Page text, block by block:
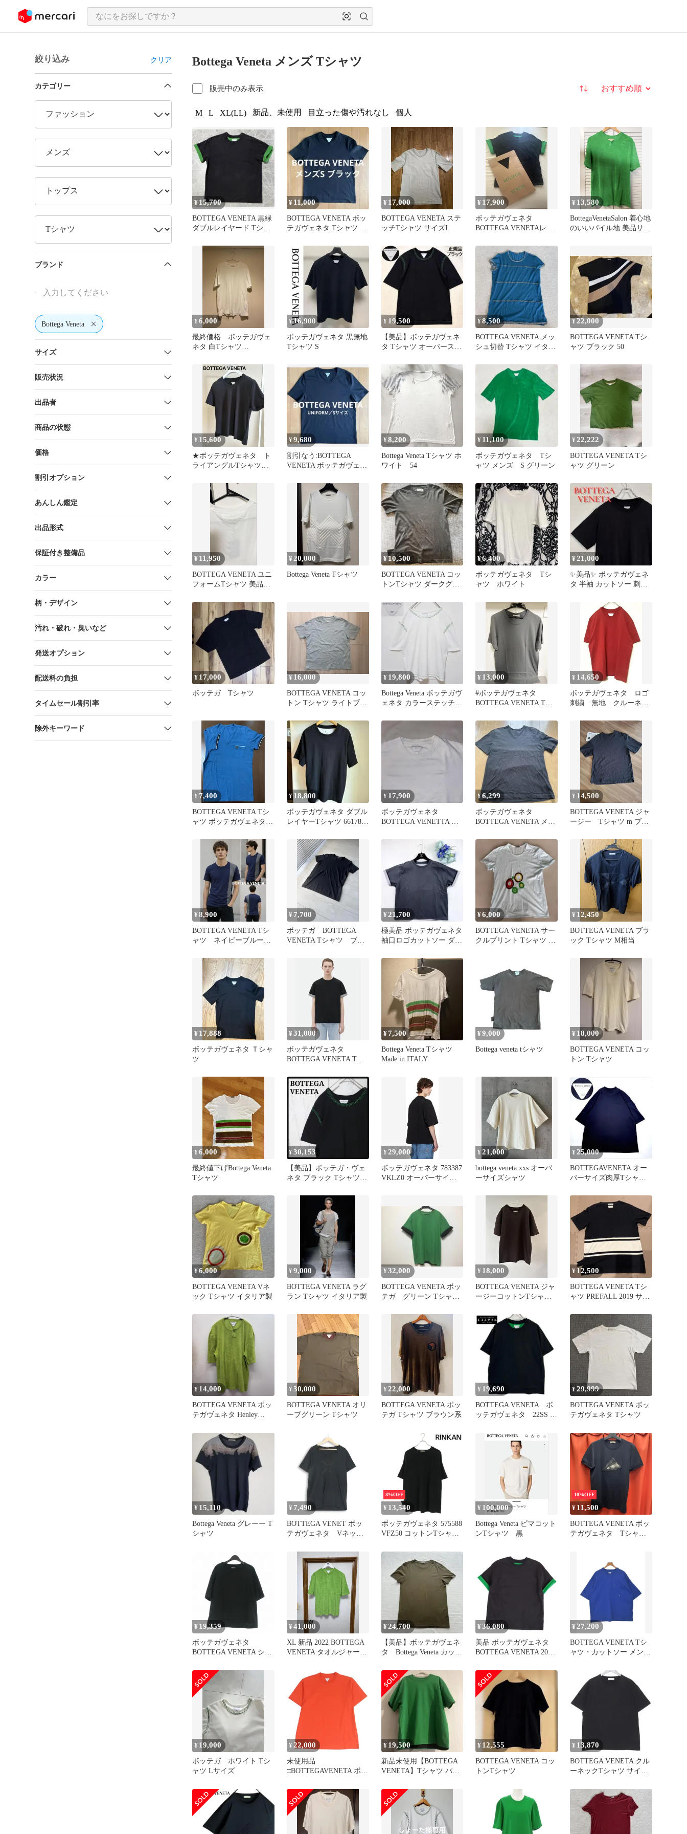
ツにスキップ
絞り込み クリア
カテゴリー
ブランド
Bottega Veneta
サイズ
販売状況
出品者
商品の状態
価格
割引オプション
あんしん鑑定
出品形式
保証付き整備品
カラー
柄・デザイン
汚れ・破れ・臭いなど
発送オプション
配送料の負担
タイムセール割引率
除外キーワード
Bottega Veneta メンズ Tシャツ
販売中のみ表示 並び替え
M L XL(LL) 新品、未使用 目立った傷や汚れなし 個人
¥ 15,700
BOTTEGA VENETA 黒緑
ダブルレイヤード Tシャ
¥ 11,000
BOTTEGA VENETA ボッ
テガヴェネタ Tシャツ ブ
¥ 17,000
BOTTEGA VENETA ステ
ッチTシャツ サイズL
¥ 17,900
ボッテガヴェネタ
BOTTEGA VENETAレイ
ン S
¥ 13,580
BottegaVenetaSalon 着心地
のいいパイル地 美品サイ
¥6,000
最終価格 ボッテガヴェ
ネタ 白Tシャツ
イト
¥16,900
ボッテガヴェネタ 黒無地
Tシャツ S
¥ 19,500
【美品】ボッテガヴェネ
タ Tシャツ オーバーステ
伊製
¥8,500
BOTTEGA VENETA メッ
シュ切替 Tシャツ イタリ
¥ 22,000
BOTTEGA VENETA Tシ
ャツ ブラック 50
¥ 15,600
★ボッテガヴェネタ ト
ライアングルTシャツ
ル 2枚セット★
¥9,680
割引なう:BOTTEGA
VENETA ボッテガヴェネ
¥8,200
Bottega Veneta Tシャツ ホ
ワイト 54
¥ 11,100
ボッテガヴェネタ Tシ
ャツ メンズ S グリーン
¥ 22,222
BOTTEGA VENETA Tシ
ャツ グリーン
¥ 11,950
BOTTEGA VENETA ユニ
フォームTシャツ 美品ヴ
¥ 20,000
Bottega Veneta Tシャツ
¥10,500
BOTTEGA VENETA コッ
トンTシャツ ダークグレ
¥6,400
ボッテガヴェネタ Tシ
ャツ ホワイト
¥21,000
✨美品✨ ボッテガヴェネ
タ 半袖 カットソー 刺繍
¥ 17,000
ボッテガ Tシャツ
¥ 16,000
BOTTEGA VENETA コッ
トン Tシャツ ライトブル
¥ 19,800
Bottega Veneta ボッテガヴ
ェネタ カラーステッチ
¥ 13,000
#ボッテガヴェネタ
BOTTEGA VENETA Tシ
¥ 14,650
ボッテガヴェネタ ロゴ
刺繍 無地 クルーネッ
¥ 7,400
BOTTEGA VENETA Tシ
ャツ ボッテガヴェネタ
¥ 18,800
ボッテガヴェネタ ダブル
レイヤーTシャツ 661788
¥ 17,900
ボッテガヴェネタ
BOTTEGA VENETTA 半
¥6,299
ボッテガヴェネタ
BOTTEGA VENETA メン
ク M
¥ 14,500
BOTTEGA VENETA ジャ
ージー Tシャツ m ブラ
¥8,900
BOTTEGA VENETA Tシ
ャツ ネイビーブルー×
¥ 7,700
ボッテガ BOTTEGA
VENETA Tシャツ ブラ
¥21,700
極美品 ボッテガヴェネタ
袖口ロゴカットソー ダブ
シャツ
¥6,000
BOTTEGA VENETA サー
クルプリント Tシャツ イ
¥ 12,450
BOTTEGA VENETA ブラ
ック Tシャツ M相当
¥ 17,888
ボッテガヴェネタ Ｔシャ
ツ
¥31,000
ボッテガヴェネタ
BOTTEGA VENETA Tシ
¥7,500
Bottega Veneta Tシャツ
Made in ITALY
¥ 9,000
Bottega veneta tシャツ
¥ 18,000
BOTTEGA VENETA コッ
トン Tシャツ
¥6,000
最終値下げBottega Veneta
Tシャツ
¥30,153
【美品】ボッテガ・ヴェ
ネタ ブラック Tシャツ
¥ 29,000
ボッテガヴェネタ 783387
VKLZ0 オーバーサイズ
¥21,000
bottega veneta xxs オーバ
ーサイズシャツ
¥25,000
BOTTEGAVENETA オー
バーサイズ肉厚Tシャツ
¥6,000
BOTTEGA VENETA Vネ
ック Tシャツ イタリア製
¥9,000
BOTTEGA VENETA ラグ
ラン Tシャツ イタリア製
¥32,000
BOTTEGA VENETA ボッ
テガ グリーン Tシャツ
¥ 18,000
BOTTEGA VENETA ジャ
ージーコットンTシャツ
¥ 12,500
BOTTEGA VENETA Tシ
ャツ PREFALL 2019 サイ
¥ 14,000
BOTTEGA VENETA ボッ
テガヴェネタ Henley
リーン size:M【中目黒
B07】
¥30,000
BOTTEGA VENETA オリ
ーブグリーン Tシャツ
¥22,000
BOTTEGA VENETA ボッ
テガ Tシャツ ブラウン系
¥ 19,690
BOTTEGA VENETA ボ
ッテガヴェネタ 22SS ブ
¥29,999
BOTTEGA VENETA ボッ
テガヴェネタ Tシャツ
¥ 15,110
Bottega Veneta グレーー T
シャツ
¥ 7,490
BOTTEGA VENET ボッ
テガヴェネタ VネックT
8%OFF
¥ 13,540
ボッテガヴェネタ 575588
VFZ50 コットンTシャツ
¥ 100,000
Bottega Veneta ピマコット
ンTシャツ 黒
10%OFF
¥ 11,500
BOTTEGA VENETA ボッ
テガヴェネタ Tシャ
フ イタリア製
¥ 19,359
ボッテガヴェネタ
BOTTEGA VENETA ショ
ットソー 半袖 L ブラック
黒 34095 VKLZ0 国内正
規
¥41,000
XL 新品 2022 BOTTEGA
VENETA タオルジャージ
¥24,700
【美品】ボッテガヴェネ
タ Bottega Veneta カット
¥ 36,080
美品 ボッテガヴェネタ
BOTTEGA VENETA 2022
¥27,200
BOTTEGA VENETA Tシ
ャツ・カットソー メンズ
¥ 19,000
ボッテガ ホワイト Tシ
ャツ Lサイズ
¥22,000
未使用品
□BOTTEGAVENETA ボッ
744965 クルーネック シ
ョートスリーブ 半袖Ｔシ
ャツ オレンジ XS 伊製 正
¥ 19,500
新品未使用【BOTTEGA
VENETA】Tシャツ パラ
¥ 12,555
BOTTEGA VENETA コッ
トンTシャツ
¥ 13,870
BOTTEGA VENETA クル
ーネックTシャツ サイズ
VF1U0